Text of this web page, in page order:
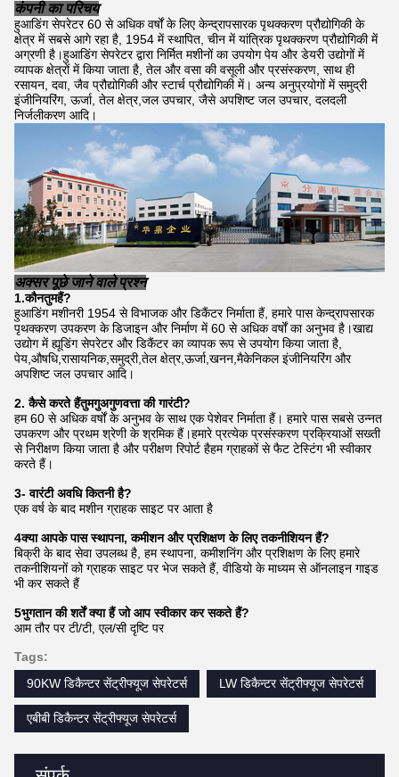
कंपनी का परिचय
हुआडिंग सेपरेटर 60 से अधिक वर्षों के लिए केन्द्रापसारक पृथक्करण प्रौद्योगिकी के
क्षेत्र में सबसे आगे रहा है, 1954 में स्थापित, चीन में यांत्रिक पृथक्करण प्रौद्योगिकी में
अग्रणी है।हुआडिंग सेपरेटर द्वारा निर्मित मशीनों का उपयोग पेय और डेयरी उद्योगों में
व्यापक क्षेत्रों में किया जाता है, तेल और वसा की वसूली और प्रसंस्करण, साथ ही
रसायन, दवा, जैव प्रौद्योगिकी और स्टार्च प्रौद्योगिकी में। अन्य अनुप्रयोगों में समुद्री
इंजीनियरिंग, ऊर्जा, तेल क्षेत्र,जल उपचार, जैसे अपशिष्ट जल उपचार, दलदली
निर्जलीकरण आदि।
अक्सर पूछे जाने वाले प्रश्न
1.कौनतुमहैं?
हुआडिंग मशीनरी 1954 से विभाजक और डिकैंटर निर्माता हैं, हमारे पास केन्द्रापसारक
पृथक्करण उपकरण के डिजाइन और निर्माण में 60 से अधिक वर्षों का अनुभव है।खाद्य
उद्योग में ह्यूडिंग सेपरेटर और डिकैंटर का व्यापक रूप से उपयोग किया जाता है,
पेय,औषधि,रासायनिक,समुद्री,तेल क्षेत्र,ऊर्जा,खनन,मैकेनिकल इंजीनियरिंग और
अपशिष्ट जल उपचार आदि।
2. कैसे करते हैंतुमगुअगुणवत्ता की गारंटी?
हम 60 से अधिक वर्षों के अनुभव के साथ एक पेशेवर निर्माता हैं। हमारे पास सबसे उन्नत
उपकरण और प्रथम श्रेणी के श्रमिक हैं।हमारे प्रत्येक प्रसंस्करण प्रक्रियाओं सख्ती
से निरीक्षण किया जाता है और परीक्षण रिपोर्ट हैहम ग्राहकों से फैट टेस्टिंग भी स्वीकार
करते हैं।
3- वारंटी अवधि कितनी है?
एक वर्ष के बाद मशीन ग्राहक साइट पर आता है
4क्या आपके पास स्थापना, कमीशन और प्रशिक्षण के लिए तकनीशियन हैं?
बिक्री के बाद सेवा उपलब्ध है, हम स्थापना, कमीशनिंग और प्रशिक्षण के लिए हमारे
तकनीशियनों को ग्राहक साइट पर भेज सकते हैं, वीडियो के माध्यम से ऑनलाइन गाइड
भी कर सकते हैं
5भुगतान की शर्तें क्या हैं जो आप स्वीकार कर सकते हैं?
आम तौर पर टी/टी, एल/सी दृष्टि पर
Tags:
90KW डिकैन्टर सेंट्रीफ्यूज सेपरेटर्स
LW डिकैन्टर सेंट्रीफ्यूज सेपरेटर्स
एबीबी डिकैन्टर सेंट्रीफ्यूज सेपरेटर्स